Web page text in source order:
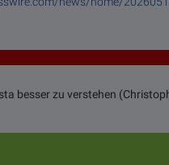
besser zu verstehen